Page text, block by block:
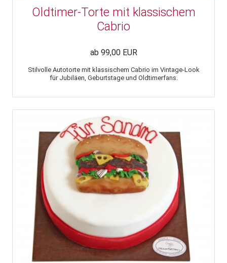
Oldtimer-Torte mit klassischem
Cabrio
ab 99,00 EUR
Stilvolle Autotorte mit klassischem Cabrio im Vintage-Look
für Jubiläen, Geburtstage und Oldtimerfans.